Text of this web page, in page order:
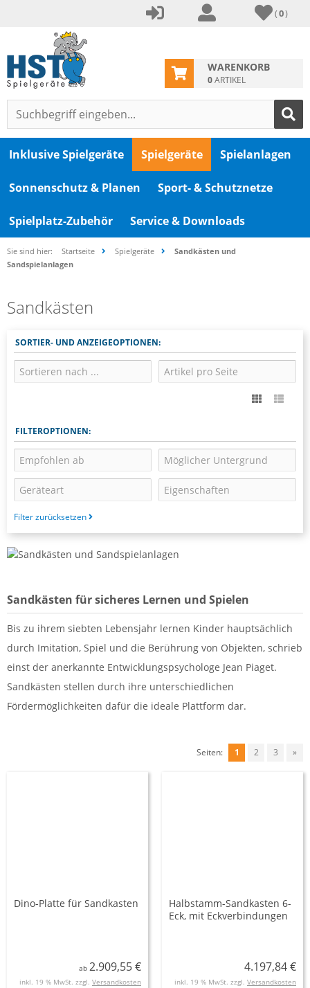
(0)
WARENKORB
0ARTIKEL
Inklusive Spielgeräte Spielgeräte Spielanlagen
Sonnenschutz & Planen Sport- & Schutznetze
Spielplatz-Zubehör Service & Downloads
Sie sind hier: Startseite Spielgeräte
Sandkästen und
Sandspielanlagen
Sandkästen
SORTIER- UND ANZEIGEOPTIONEN:
FILTEROPTIONEN:
Filter zurücksetzen
Sandkästen für sicheres Lernen und Spielen
Bis zu ihrem siebten Lebensjahr lernen Kinder hauptsächlich
durch Imitation, Spiel und die Berührung von Objekten, schrieb
einst der anerkannte Entwicklungspsychologe Jean Piaget.
Sandkästen stellen durch ihre unterschiedlichen
Fördermöglichkeiten dafür die ideale Plattform dar.
Seiten: 1 2 3 »
Dino-Platte für Sandkasten
ab 2.909,55 €
inkl. 19 % MwSt. zzgl. Versandkosten
Halbstamm-Sandkasten 6-
Eck, mit Eckverbindungen
4.197,84 €
inkl. 19 % MwSt. zzgl. Versandkosten